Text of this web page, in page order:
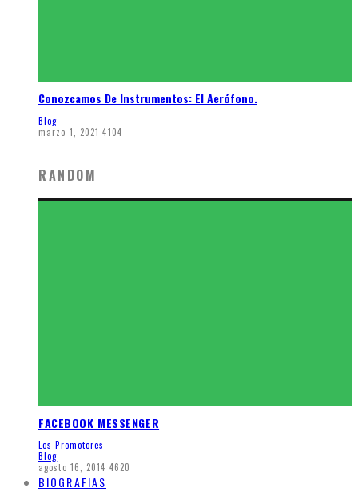
Conozcamos De Instrumentos: El Aerófono.
Blog
marzo 1, 2021 4104
RANDOM
FACEBOOK MESSENGER
Los Promotores
Blog
agosto 16, 2014 4620
BIOGRAFIAS